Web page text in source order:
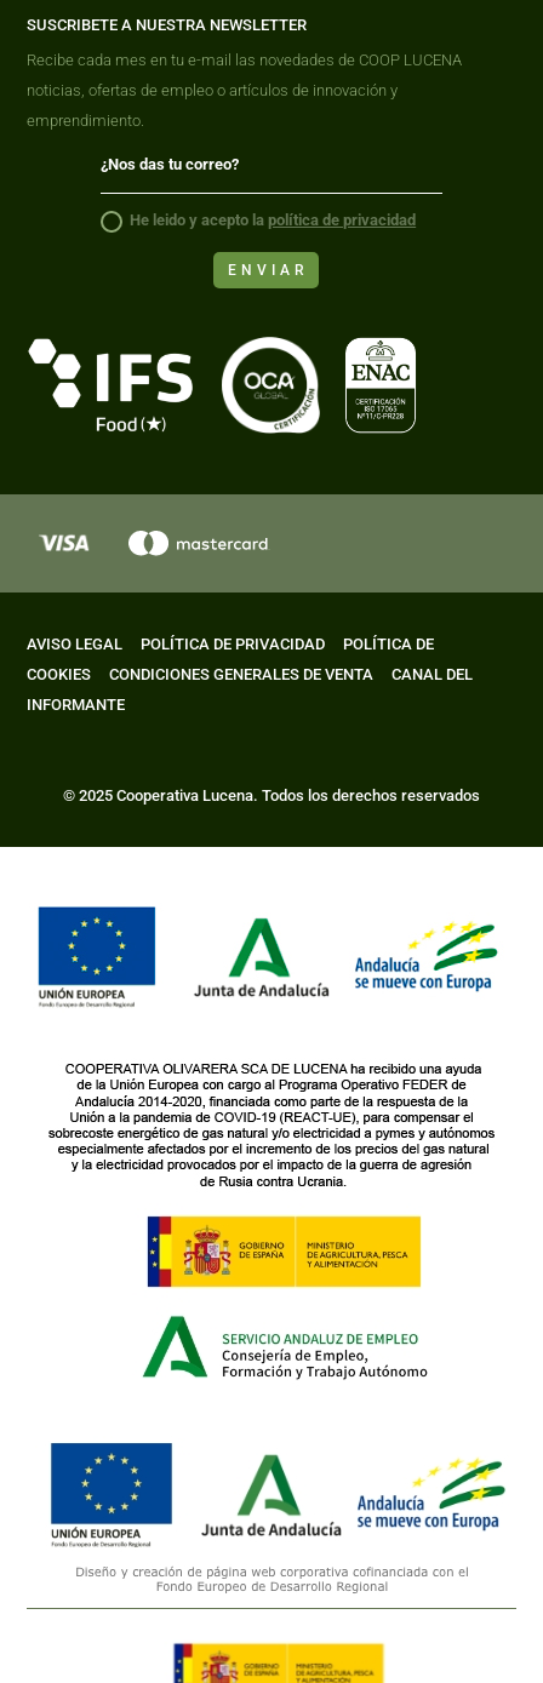
SUSCRIBETE A NUESTRA NEWSLETTER
Recibe cada mes en tu e-mail las novedades de COOP LUCENA
noticias, ofertas de empleo o artículos de innovación y
emprendimiento.
He leido y acepto la política de privacidad
ENVIAR
AVISO LEGAL POLÍTICA DE PRIVACIDAD
POLÍTICA DE
COOKIES
CONDICIONES GENERALES DE VENTA
CANAL DEL
INFORMANTE
© 2025 Cooperativa Lucena. Todos los derechos reservados